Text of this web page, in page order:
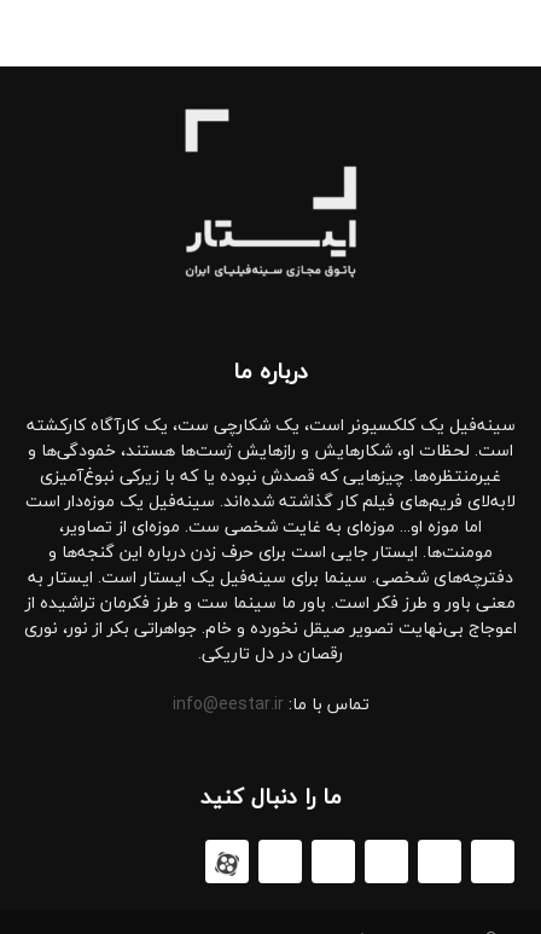
درباره‌ ما
سینه‌فیل یک کلکسیونر است، یک شکارچی ست، یک کارآگاه کارکشته
است. لحظات او، شکارهایش و رازهایش ژست‌ها هستند، خمودگی‌ها و
غیرمنتظره‌ها. چیزهایی که قصدش نبوده یا که با زیرکی نبوغ‌آمیزی
لابه‌لای فریم‌های فیلم کار گذاشته شده‌اند. سینه‌فیل یک موزه‌دار است
اما موزه او... موزه‌ای به غایت شخصی ست. موزه‌ای از تصاویر،
مومنت‌ها. ایستار جایی است برای حرف زدن درباره این گنجه‌ها و
دفترچه‌های شخصی. سینما برای سینه‌فیل یک ایستار است. ایستار به
معنی باور و طرز فکر است. باور ما سینما ست و طرز فکرمان تراشیده از
اعوجاج بی‌نهایت تصویر صیقل نخورده و خام. جواهراتی بکر از نور، نوری
رقصان در دل تاریکی.
تماس با ما:info@eestar.ir
ما را دنبال کنید